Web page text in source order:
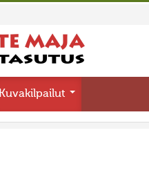
Kuvakilpailut